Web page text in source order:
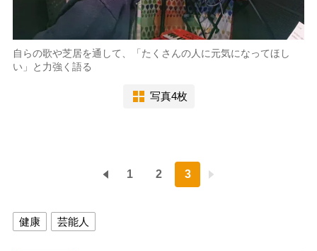
自らの歌や芝居を通して、「たくさんの人に元気になってほし
い」と力強く語る
写真4枚
1 2 3
健康 芸能人